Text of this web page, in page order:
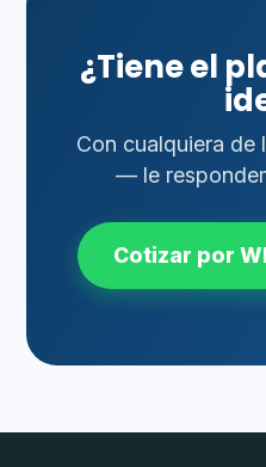
¿Tiene el
Con cualquiera de
— le
Cotizar por